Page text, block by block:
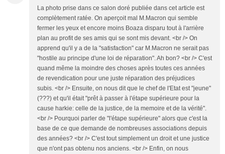
La photo prise dans ce salon doré publiée dans cet article est
complètement ratée. On aperçoit mal M.Macron qui semble
fermer les yeux et encore moins Boaza disparu tout à l'arrière
plan au profit de ses amis qui se sont mis devant. <br /> On
apprend qu'il y a de la "satisfaction" car M.Macron ne serait pas
"hostile au principe d'une loi de réparation". Ah bon? <br /> C'est
quand même la moindre des choses après toutes ces années
de revendication pour une juste réparation des préjudices
subis. <br /> Ensuite, on nous dit que le chef de l'Etat est "jeune"
(???) et qu'il était "prêt à passer à l'étape supérieure pour la
cause harkie: celle de la justice, de la memoire et de la vérité".
<br /> Pourquoi parler de "l'étape supérieure" alors que c'est la
base de ce que demande de nombreuses associations depuis
des années? <br /> C'est tout simplement un droit et une justice
que n'ont pas obtenu nos anciens. <br /> Enfin, on nous